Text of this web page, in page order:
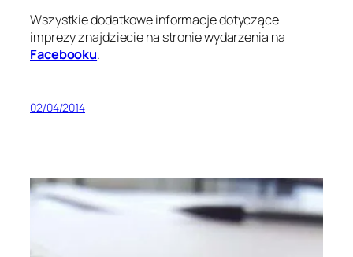
Wszystkie dodatkowe informacje dotyczące
imprezy znajdziecie na stronie wydarzenia na
Facebooku.
02/04/2014